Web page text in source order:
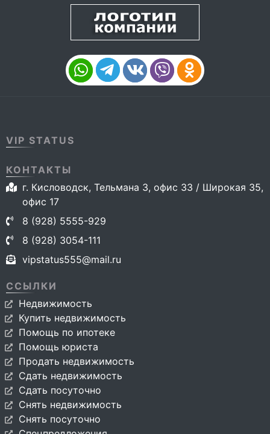
VIP STATUS
КОНТАКТЫ
г. Кисловодск, Тельмана 3, офис 33 / Широкая 35,
офис 17
8 (928) 5555-929
8 (928) 3054-111
vipstatus555@mail.ru
ССЫЛКИ
Недвижимость
Купить недвижимость
Помощь по ипотеке
Помощь юриста
Продать недвижимость
Сдать недвижимость
Сдать посуточно
Снять недвижимость
Снять посуточно